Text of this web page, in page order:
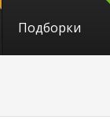
Подборки